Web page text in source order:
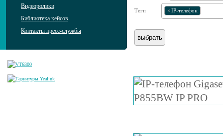
Видеоролики
Библиотека кейсов
Контакты пресс-службы
Теги × IP-телефон